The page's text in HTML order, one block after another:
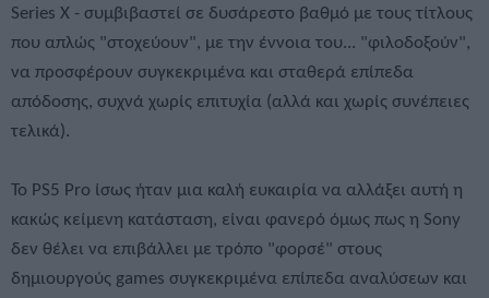
Series X - συμβιβαστεί σε δυσάρεστο βαθμό με τους τίτλους
που απλώς "στοχεύουν", με την έννοια του... "φιλοδοξούν",
να προσφέρουν συγκεκριμένα και σταθερά επίπεδα
απόδοσης, συχνά χωρίς επιτυχία (αλλά και χωρίς συνέπειες
τελικά).
To PS5 Pro ίσως ήταν μια καλή ευκαιρία να αλλάξει αυτή η
κακώς κείμενη κατάσταση, είναι φανερό όμως πως η Sony
δεν θέλει να επιβάλλει με τρόπο "φορσέ" στους
δημιουργούς games συγκεκριμένα επίπεδα αναλύσεων και